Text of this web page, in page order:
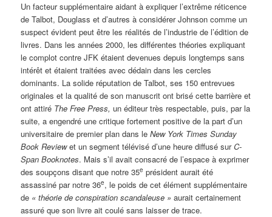
Un facteur supplémentaire aidant à expliquer l’extrême réticence
de Talbot, Douglass et d’autres à considérer Johnson comme un
suspect évident peut être les réalités de l’industrie de l’édition de
livres. Dans les années 2000, les différentes théories expliquant
le complot contre JFK étaient devenues depuis longtemps sans
intérêt et étaient traitées avec dédain dans les cercles
dominants. La solide réputation de Talbot, ses 150 entrevues
originales et la qualité de son manuscrit ont brisé cette barrière et
ont attiré The Free Press, un éditeur très respectable, puis, par la
suite, a engendré une critique fortement positive de la part d’un
universitaire de premier plan dans leNew York Times Sunday
Book Reviewet un segment télévisé d’une heure diffusé surC-
Span Booknotes. Mais s’il avait consacré de l’espace à exprimer
des soupçons disant que notre 35e président aurait été
assassiné par notre 36e, le poids de cet élément supplémentaire
de «théorie de conspiration scandaleuse » aurait certainement
assuré que son livre ait coulé sans laisser de trace.